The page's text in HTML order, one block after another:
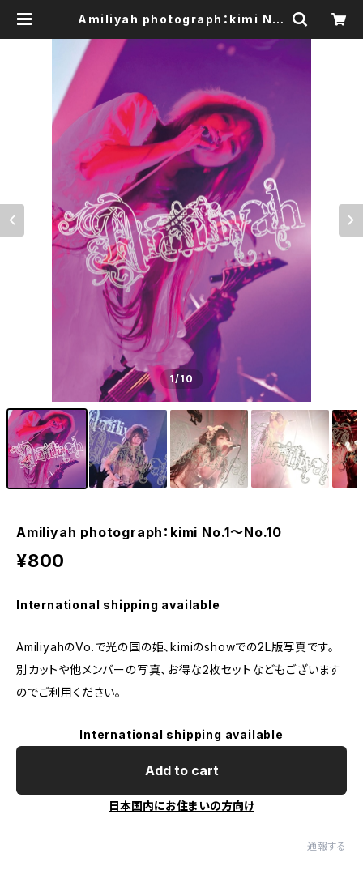
Amiliyah photograph：kimi No.
oods Shop
1/10
Amiliyah photograph：kimi No.1～No.10
¥800
International shipping available
AmiliyahのVo.で光の国の姫、kimiのshowでの2L版写真です。
別カットや他メンバーの写真、お得な2枚セットなどもございます
のでご利用ください。
International shipping available
Add to cart
日本国内にお住まいの方向け
通報する